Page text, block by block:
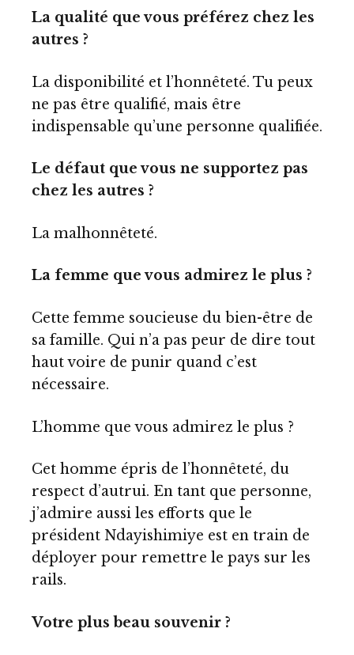
La qualité que vous préférez chez les
autres ?
La disponibilité et l’honnêteté. Tu peux
ne pas être qualifié, mais être
indispensable qu’une personne qualifiée.
Le défaut que vous ne supportez pas
chez les autres ?
La malhonnêteté.
La femme que vous admirez le plus ?
Cette femme soucieuse du bien-être de
sa famille. Qui n’a pas peur de dire tout
haut voire de punir quand c’est
nécessaire.
L’homme que vous admirez le plus ?
Cet homme épris de l’honnêteté, du
respect d’autrui. En tant que personne,
j’admire aussi les efforts que le
président Ndayishimiye est en train de
déployer pour remettre le pays sur les
rails.
Votre plus beau souvenir ?